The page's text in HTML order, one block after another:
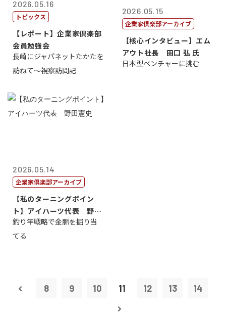
2026.05.16
トピックス
【レポート】企業家倶楽部
会員勉強会
長崎にジャパネットたかたを
訪ねて～視察訪問記
2026.05.15
企業家倶楽部アーカイブ
【核心インタビュー】エム
アウト社長 田口 弘 氏
日本型ベンチャーに挑む
2026.05.14
企業家倶楽部アーカイブ
【私のターニングポイン
ト】アイハーツ代表 野田
憲史
釣り竿戦略で金脈を掘り当
てる
8 9 10 11 12 13 14